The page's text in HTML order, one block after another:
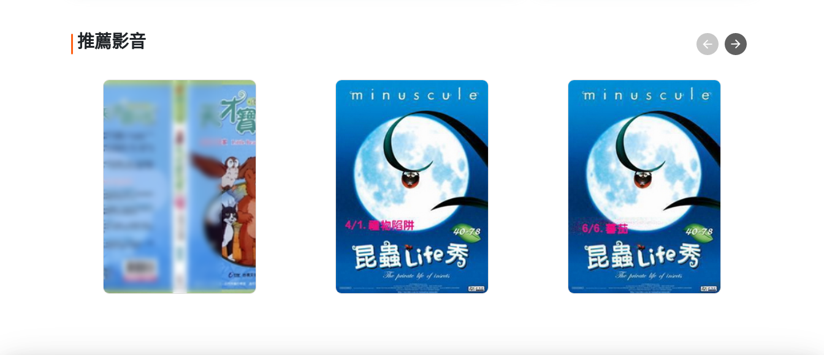
推薦影音
天才寶貝熊1：生活小
玩家
分級: 普遍級
片長: 32 min
發行: 2006-04
導演: 宏廣股份有限公司
昆蟲LIFE秀【3D動畫】
第4集 1.禮物陷阱
分級: 普遍級
片長: 5 min
發音: 華語
發行: 2009-12
導演: 導演/湯瑪士．賽柏 Szabo,
Thomas
昆蟲LIFE秀【3D動畫】
第6集 6.蕃茄
分級: 普遍級
片長: 5 min
發音: 華語
發行: 2009-12
導演: 導演/湯瑪士．賽柏 Szabo,
Thomas